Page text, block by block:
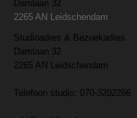
Damlaan 32
2265 AN Leidschendam
Studioadres & Bezoekadres
Damlaan 32
2265 AN Leidschendam
Telefoon studio: 070-3202266